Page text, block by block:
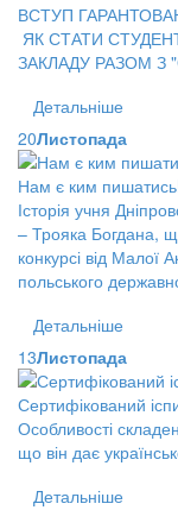
ВСТУП
ЯК СТАТИ
ЗАКЛАДУ РАЗОМ З
Детальніше
20Листопада
Нам є ким
Історія учня
– Трояка Богдана,
конкурсі від Малої
польського
Детальніше
13Листопада
Сертифікований
Особливості
що він дає
Детальніше